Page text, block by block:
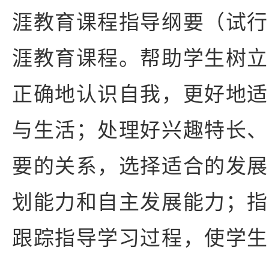
涯教育课程指导纲要（试
涯教育课程。帮助学生树
正确地认识自我，更好地
与生活；处理好兴趣特长
要的关系，选择适合的发
划能力和自主发展能力；
跟踪指导学习过程，使学